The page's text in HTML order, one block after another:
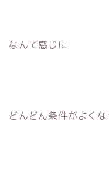
なんて感じに
どんどん条件がよく